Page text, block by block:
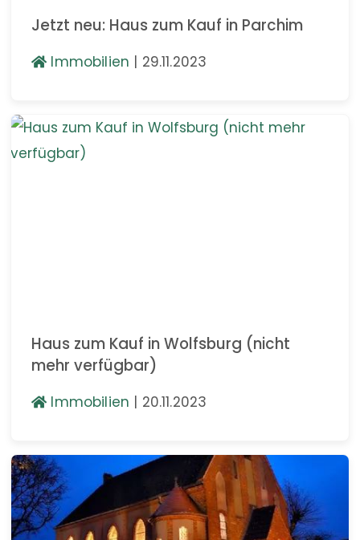
Jetzt neu: Haus zum Kauf in Parchim
Immobilien | 29.11.2023
Haus zum Kauf in Wolfsburg (nicht
mehr verfügbar)
Immobilien | 20.11.2023